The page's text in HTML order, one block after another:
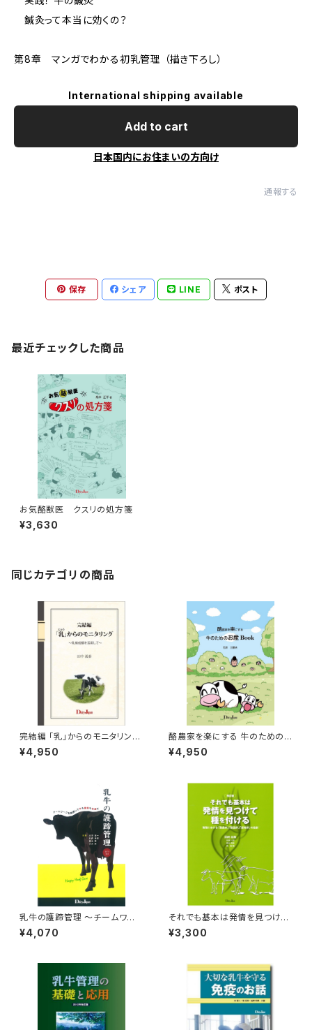
鍼灸って本当に効くの？
第8章 マンガでわかる初乳管理 （描き下ろし）
International shipping available
Add to cart
日本国内にお住まいの方向け
通報する
保存 シェア LINE ポスト
最近チェックした商品
お気酪獣医 クスリの処方箋
¥3,630
同じカテゴリの商品
完結編 「乳」からのモニタリング
～乳検成績を活用して～
¥4,950
酪農家を楽にする 牛のための
お産Book
¥4,950
乳牛の護蹄管理 ～チームワー
クを発揮して牛も農場も快適に
～
¥4,070
それでも基本は発情を見つけて
種を付ける=改訂版=
¥3,300